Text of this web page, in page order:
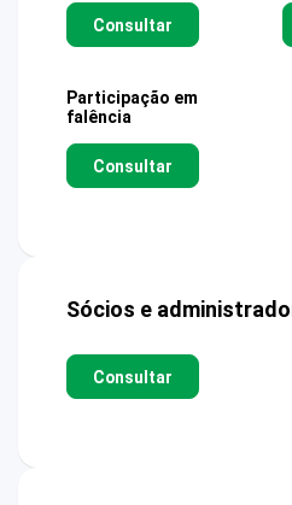
Consultar
Participação em
falência
Consultar
Sócios e
Consultar